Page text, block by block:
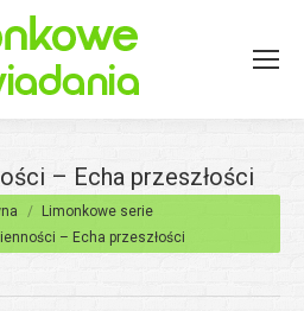
– Echa przeszłości
Limonkowe serie
– Echa przeszłości